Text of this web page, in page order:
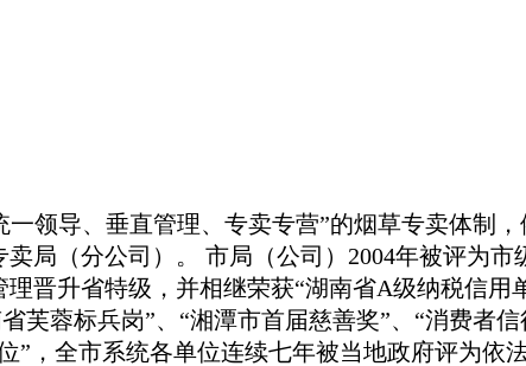
领导、垂直管理、专卖专营”的烟草专卖体制
局（分公司）。 市局（公司）2004年被评为
晋升省特级，并相继荣获“湖南省A级纳税信用
芙蓉标兵岗”、“湘潭市首届慈善奖”、“消费者
，全市系统各单位连续七年被当地政府评为依